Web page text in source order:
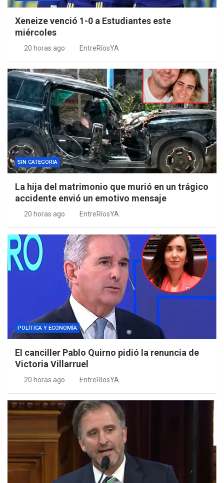
Xeneize venció 1-0 a Estudiantes este
miércoles
20 horas ago EntreRíosYA
SIN CATEGORIA
La hija del matrimonio que murió en un trágico
accidente envió un emotivo mensaje
20 horas ago EntreRíosYA
POLÍTICA Y ECONOMÍA
El canciller Pablo Quirno pidió la renuncia de
Victoria Villarruel
20 horas ago EntreRíosYA